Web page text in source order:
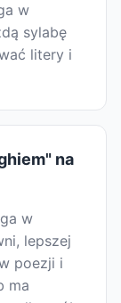
w
sylabę
litery i
na
w
lepszej
poezji i
ma